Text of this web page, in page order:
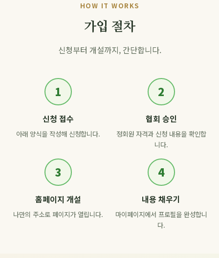
HOW IT WORKS
가입 절차
신청부터 개설까지, 간단합니다.
1
신청 접수
아래 양식을 작성해 신청합니다.
2
협회 승인
정회원 자격과 신청 내용을 확인합
니다.
3
홈페이지 개설
나만의 주소로 페이지가 열립니다.
4
내용 채우기
마이페이지에서 프로필을 완성합니
다.